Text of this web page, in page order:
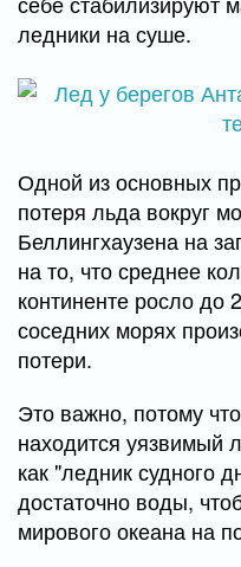
ледники на суше.
Одной из основных
потеря льда вокруг
Беллингхаузена на
на то, что среднее
континенте росло до
соседних морях
потери.
Это важно, потому
находится уязвимый
как "ледник судного
достаточно воды,
мирового океана на